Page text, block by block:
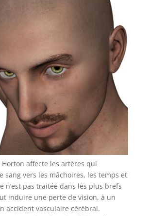
Horton affecte les artères qui
sang vers les mâchoires, les temps et
n’est pas traitée dans les plus brefs
induire une perte de vision, à un
accident vasculaire cérébral.